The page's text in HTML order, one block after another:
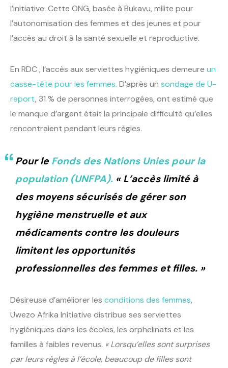
l’initiative. Cette ONG, basée à Bukavu, milite pour
l’autonomisation des femmes et des jeunes et pour
l’accès au droit à la santé sexuelle et reproductive.
En RDC , l’accès aux serviettes hygiéniques demeure un
casse-tête pour les femmes. D’après un sondage de U-
report, 31 % de personnes interrogées, ont estimé que
le manque d’argent était la principale difficulté qu’elles
rencontraient pendant leurs règles.
Pour le Fonds des Nations Unies pour la
population (UNFPA). « L’accès limité à
des moyens sécurisés de gérer son
hygiène menstruelle et aux
médicaments contre les douleurs
limitent les opportunités
professionnelles des femmes et filles. »
Désireuse d’améliorer les conditions des femmes,
Uwezo Afrika Initiative distribue ses serviettes
hygiéniques dans les écoles, les orphelinats et les
familles à faibles revenus. « Lorsqu’elles sont surprises
par leurs règles à l’école, beaucoup de filles sont